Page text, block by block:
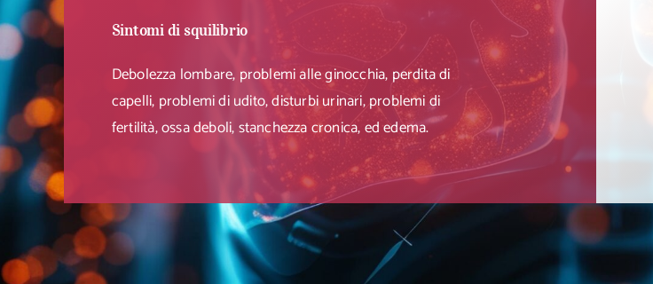
Sintomi di squilibrio
Debolezza lombare, problemi alle ginocchia, perdita di
capelli, problemi di udito, disturbi urinari, problemi di
fertilità, ossa deboli, stanchezza cronica, ed edema.